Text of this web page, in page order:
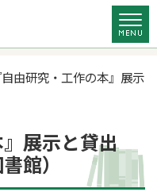
由研究・工作の本』展示
』展示と貸出
館）